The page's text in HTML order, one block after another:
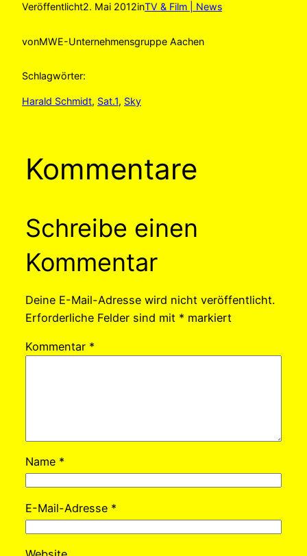
Veröffentlicht2. Mai 2012inTV & Film | News
vonMWE-Unternehmensgruppe Aachen
Schlagwörter:
Harald Schmidt, Sat.1, Sky
Kommentare
Schreibe einen
Kommentar
Deine E-Mail-Adresse wird nicht veröffentlicht.
Erforderliche Felder sind mit * markiert
Kommentar *
Name *
E-Mail-Adresse *